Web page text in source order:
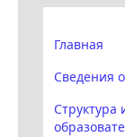
Главная
Сведения
Структура